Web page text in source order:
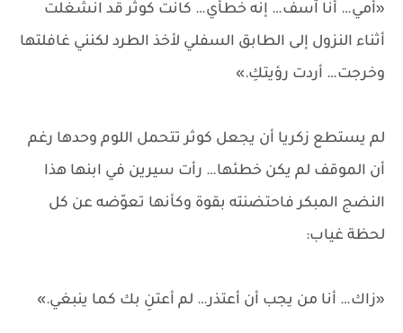
«أمي… أنا آسف… إنه خطأي… كانت كوثر قد انشغلت
أثناء النزول إلى الطابق السفلي لأخذ الطرد لكنني غافلتها
وخرجت… أردت رؤيتكِ.»
لم يستطع زكريا أن يجعل كوثر تتحمل اللوم وحدها رغم
أن الموقف لم يكن خطئها… رأت سيرين في ابنها هذا
النضج المبكر فاحتضنته بقوة وكأنها تعوّضه عن كل
لحظة غياب:
«زاك… أنا من يجب أن أعتذر… لم أعتنِ بك كما ينبغي.»